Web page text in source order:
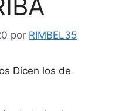
por RIMBEL35
Dicen los de